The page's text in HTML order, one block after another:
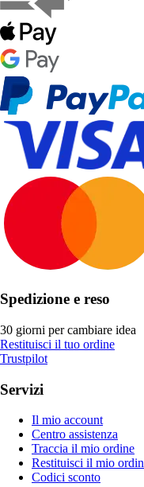
Spedizione e reso
30 giorni per cambiare idea
Restituisci il tuo ordine
Trustpilot
Servizi
Il mio account
Centro assistenza
Traccia il mio ordine
Restituisci il mio
Codici sconto